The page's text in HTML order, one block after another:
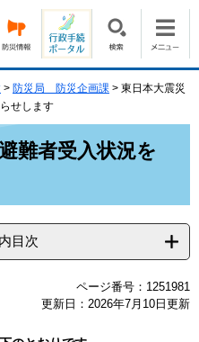
> 防災局 防災企画課 > 東日本大震災
せします
難者受入状況を
目次
ページ番号：1251981
更新日：2026年7月10日更新